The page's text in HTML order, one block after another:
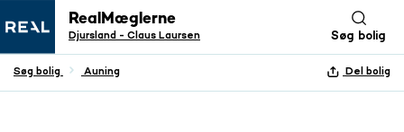
RealMæglerne
Djursland - Claus Laursen Søg bolig
Søg bolig Auning Del bolig